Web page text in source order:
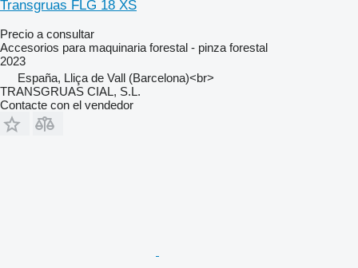
Transgruas FLG 18 XS
Precio a consultar
Accesorios para maquinaria forestal - pinza forestal
2023
España, Lliça de Vall (Barcelona)<br>
TRANSGRUAS CIAL, S.L.
Contacte con el vendedor